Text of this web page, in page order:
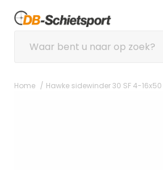
Home Hawke sidewinder 30 SF 4-16x50